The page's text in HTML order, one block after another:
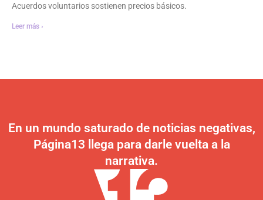
Acuerdos voluntarios sostienen precios básicos.
Leer más ›
En un mundo saturado de noticias negativas,
Página13 llega para darle vuelta a la
narrativa.